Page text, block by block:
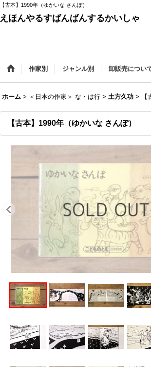
【古本】1990年（ゆかいな さんぽ）
えほんやるすばんばんするかいしゃ
作家別 ジャンル別 卸販売につい
ホーム > ＜日本の作家＞ な・は行 > 土方久功 >
【古本】1990年（ゆかいな さんぽ）